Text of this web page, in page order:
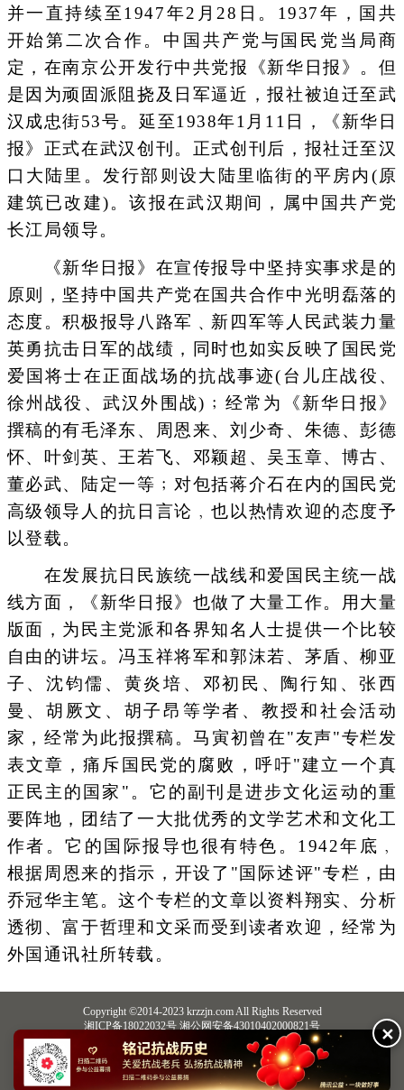
并一直持续至1947年2月28日。1937年，国共
开始第二次合作。中国共产党与国民党当局商
定，在南京公开发行中共党报《新华日报》。但
是因为顽固派阻挠及日军逼近，报社被迫迁至武
汉成忠街53号。延至1938年1月11日，《新华日
报》正式在武汉创刊。正式创刊后，报社迁至汉
口大陆里。发行部则设大陆里临街的平房内(原
建筑已改建)。该报在武汉期间，属中国共产党
长江局领导。
《新华日报》在宣传报导中坚持实事求是的
原则，坚持中国共产党在国共合作中光明磊落的
态度。积极报导八路军﹑新四军等人民武装力量
英勇抗击日军的战绩，同时也如实反映了国民党
爱国将士在正面战场的抗战事迹(台儿庄战役、
徐州战役、武汉外围战)﹔经常为《新华日报》
撰稿的有毛泽东、周恩来、刘少奇、朱德、彭德
怀、叶剑英、王若飞、邓颖超、吴玉章、博古、
董必武、陆定一等﹔对包括蒋介石在内的国民党
高级领导人的抗日言论﹐也以热情欢迎的态度予
以登载。
在发展抗日民族统一战线和爱国民主统一战
线方面，《新华日报》也做了大量工作。用大量
版面，为民主党派和各界知名人士提供一个比较
自由的讲坛。冯玉祥将军和郭沫若、茅盾、柳亚
子、沈钧儒、黄炎培、邓初民、陶行知、张西
曼、胡厥文、胡子昂等学者、教授和社会活动
家，经常为此报撰稿。马寅初曾在"友声"专栏发
表文章，痛斥国民党的腐败，呼吁"建立一个真
正民主的国家"。它的副刊是进步文化运动的重
要阵地，团结了一大批优秀的文学艺术和文化工
作者。它的国际报导也很有特色。1942年底﹐
根据周恩来的指示，开设了"国际述评"专栏，由
乔冠华主笔。这个专栏的文章以资料翔实、分析
透彻、富于哲理和文采而受到读者欢迎，经常为
外国通讯社所转载。
Copyright ©2014-2023 krzzjn.com All Rights Reserved
湘ICP备18022032号 湘公网安备43010402000821号
中央网信办违法和不良信息举报中心
长沙市互联网违法和不良信息举报中心
不良信息举报电话：0731-85531328 19198230121（微信同号）
纠错电话：18182129125 15116420702
QQ：2652168198
✕